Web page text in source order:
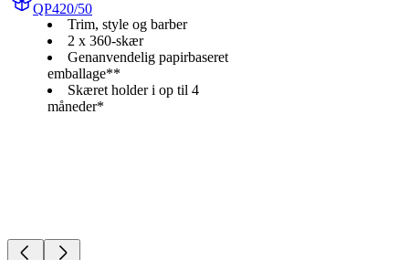
QP420/50
Trim, style og barber
2 x 360-skær
Genanvendelig papirbaseret
emballage**
Skæret holder i op til 4
måneder*